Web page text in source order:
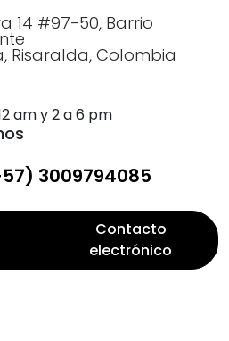
14 #97-50, Barrio
Risaralda, Colombia
am y 2 a 6 pm
3009794085
Contacto
electrónico